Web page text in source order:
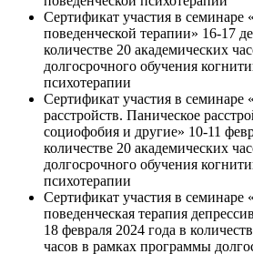
Сертификат участия в семинаре
поведенческой терапии» 16-17
количестве 20 академических
долгосрочного обучения
психотерапии
Сертификат участия в
расстройств. Паническое
социофобия и другие» 10-11
количестве 20 академических
долгосрочного обучения
психотерапии
Сертификат участия в семинаре
поведенческая терапия
18 февраля 2024 года в
часов в рамках программы